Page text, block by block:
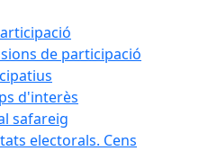
de participació
d'interès
safareig
electorals. Cens